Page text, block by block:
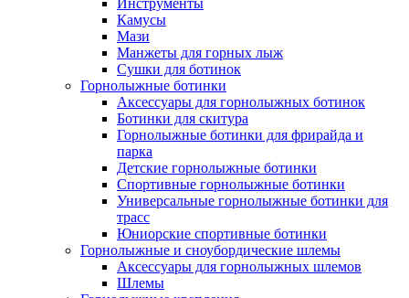
Инструменты
Камусы
Мази
Манжеты для горных лыж
Сушки для ботинок
Горнолыжные ботинки
Аксессуары для горнолыжных ботинок
Ботинки для скитура
Горнолыжные ботинки для фрирайда и
парка
Детские горнолыжные ботинки
Спортивные горнолыжные ботинки
Универсальные горнолыжные ботинки для
трасс
Юниорские спортивные ботинки
Горнолыжные и сноубордические шлемы
Аксессуары для горнолыжных шлемов
Шлемы